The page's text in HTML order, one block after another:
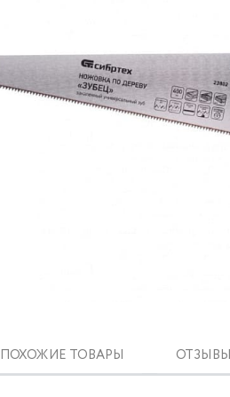
ПОХОЖИЕ ТОВАРЫ